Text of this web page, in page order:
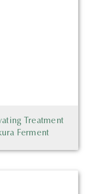
Treatment
Ferment